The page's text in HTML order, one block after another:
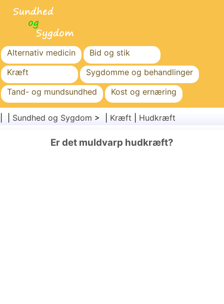
Alternativ medicin
Bid og stik
Kræft
Sygdomme og behandlinger
Tand- og mundsundhed
Kost og ernæring
Familiesundhed
Sundhedssektoren
Sundhed
Sundhed og Sygdom > | Kræft Hudkræft
Er det muldvarp hudkræft?